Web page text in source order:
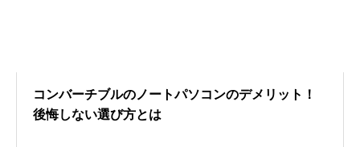
コンバーチブルのノートパソコンのデメリット！
後悔しない選び方とは